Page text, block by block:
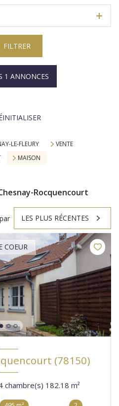
FILTRER
1 ANNONCES
LE-FLEURY
VENTE
MAISON
Rocquencourt
LES PLUS RÉCENTES
COEUR
(78150)
Maison 7 pièce(s) 4 chambre(s) 182.18 m²